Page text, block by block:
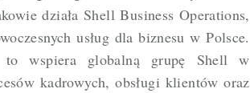
działa Shell Business Operations,
usług dla biznesu w Polsce.
to wspiera globalną grupę Shell w
kadrowych, obsługi klientów oraz